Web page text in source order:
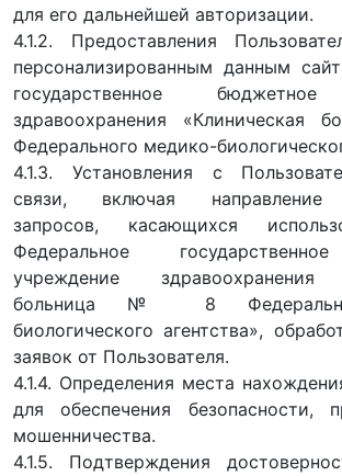
для его дальнейшей авторизации.
4.1.2. Предоставления
персонализированным данным
государственное
здравоохранения
Федерального медико-
4.1.3. Установления с
связи, включая направление
запросов, касающихся
Федеральное
учреждение здравоохранения
больница № 8
биологического агентства»,
заявок от Пользователя.
4.1.4. Определения места
для обеспечения безопасности,
мошенничества.
4.1.5. Подтверждения